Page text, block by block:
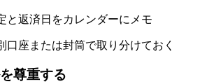
と返済日をカレンダーにメモ
口座または封筒で取り分けておく
尊重する